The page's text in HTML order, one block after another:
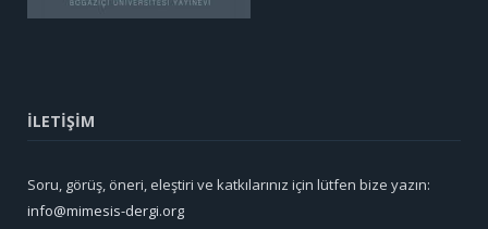
İLETİŞİM
Soru, görüş, öneri, eleştiri ve katkılarınız için lütfen bize yazın:
info@mimesis-dergi.org